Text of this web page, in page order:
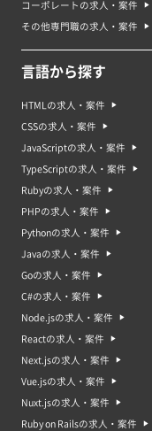
バックエンドエン
バックエンドエン
バックエンドエンジニア
中央値：907万円｜平均値
コーポレートの求人・案件
その他専門職の求人・案件
言語から探す
HTMLの求人・案件
CSSの求人・案件
JavaScriptの求人・案件
TypeScriptの求人・案件
Rubyの求人・案件
PHPの求人・案件
Pythonの求人・案件
Javaの求人・案件
Goの求人・案件
C#の求人・案件
Node.jsの求人・案件
Reactの求人・案件
Next.jsの求人・案件
Vue.jsの求人・案件
Nuxt.jsの求人・案件
Ruby on Railsの求人・案件